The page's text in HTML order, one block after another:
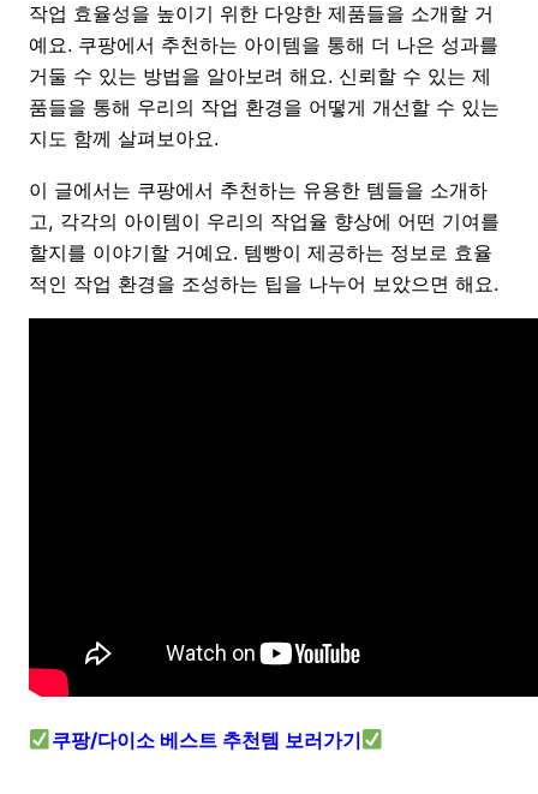
작업 효율성을 높이기 위한 다양한 제품들을 소개할 거
예요. 쿠팡에서 추천하는 아이템을 통해 더 나은 성과를
거둘 수 있는 방법을 알아보려 해요. 신뢰할 수 있는 제
품들을 통해 우리의 작업 환경을 어떻게 개선할 수 있는
지도 함께 살펴보아요.
이 글에서는 쿠팡에서 추천하는 유용한 템들을 소개하
고, 각각의 아이템이 우리의 작업율 향상에 어떤 기여를
할지를 이야기할 거예요. 템빵이 제공하는 정보로 효율
적인 작업 환경을 조성하는 팁을 나누어 보았으면 해요.
쿠팡/다이소 베스트 추천템 보러가기